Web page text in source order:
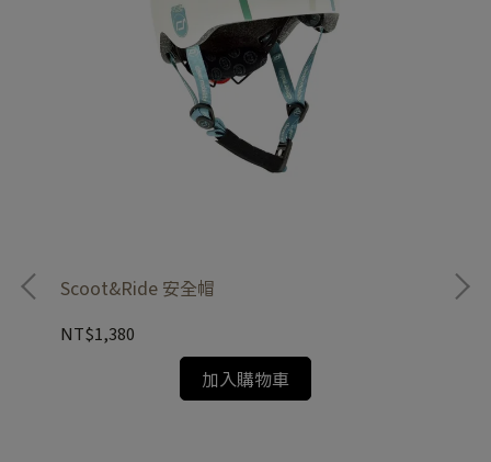
Scoot&Ride 安全帽
NT$1,380
加入購物車